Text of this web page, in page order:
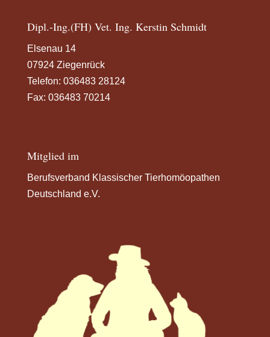
Dipl.-Ing.(FH) Vet. Ing. Kerstin Schmidt
Elsenau 14
07924 Ziegenrück
Telefon: 036483 28124
Fax: 036483 70214
Mitglied im
Berufsverband Klassischer Tierhomöopathen
Deutschland e.V.